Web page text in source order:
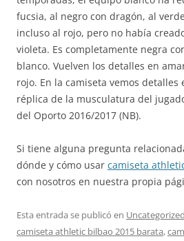
fucsia, al negro con dragón, al
incluso al rojo, pero no había
violeta. Es completamente negra
blanco. Vuelven los detalles en
rojo. En la camiseta vemos detalles
réplica de la musculatura del
del Oporto 2016/2017 (NB).
Si tiene alguna pregunta
dónde y cómo usar camiseta
con nosotros en nuestra propia
Esta entrada se publicó en Uncategorized
camiseta athletic bilbao 2015 barata,